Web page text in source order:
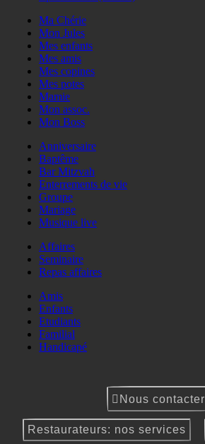
Ma Chérie
Mon Jules
Mes enfants
Mes amis
Mes copines
Mes potes
Mamie
Mon assoc.
Mon Boss
Anniversaire
Baptême
Bar Mitzvah
Enterrements de vie
Groupe
Mariage
Musique live
Affaires
Seminaire
Repas affaires
Amis
Enfants
Etudiants
Familial
Handicapé
Nous contacter
Restaurateurs: nos services